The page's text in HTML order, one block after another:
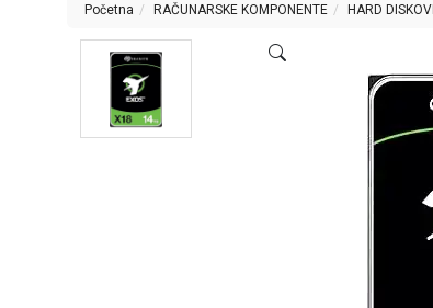
Početna RAČUNARSKE KOMPONENTE HARD DISKOVI